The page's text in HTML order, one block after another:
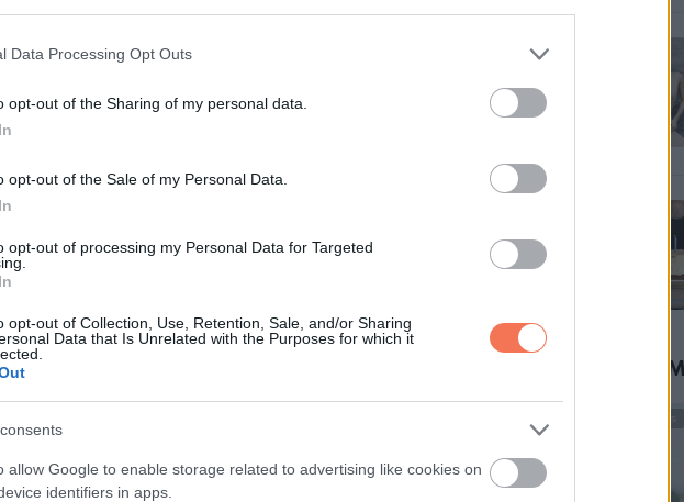
Data Processing Opt Outs
opt-out of the Sharing of my personal data.
opt-out of the Sale of my Personal Data.
opt-out of processing my Personal Data for Targeted
opt-out of Collection, Use, Retention, Sale, and/or Sharing
Data that Is Unrelated with the Purposes for which it
allow Google to enable storage related to advertising like cookies on
identifiers in apps.
az erős csontokhoz. Ha a D-vitamin-szint huzamos ideig alacsony, a
a súlyos hiány osteomalaciához vezethet, ez a csontok
az fájdalmat. Ez könnyen összekeverhető a hétköznapi izomlázával,
rá egyértelmű magyarázat, a D-vitamin-szint ellenőrzése segíthet